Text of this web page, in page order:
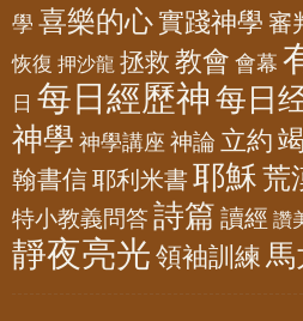
學 喜樂的心實踐神學 審
恢復 押沙龍 拯救 教會 會幕
日 每日經歷神 每日
神學 神學講座 神論 立約
翰書信耶利米書 耶穌荒
特小教義問答詩篇 讀經 讚
靜夜亮光 領袖訓練 馬